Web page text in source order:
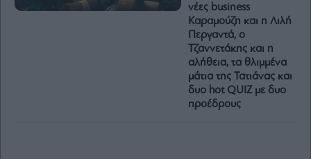
νέες business
Καραμούζη και η Λιλή
Περγαντά, ο
Τζαννετάκης και η
αλήθεια, τα θλιμμένα
μάτια της Τατιάνας και
δυο hot QUIZ με δυο
προέδρους